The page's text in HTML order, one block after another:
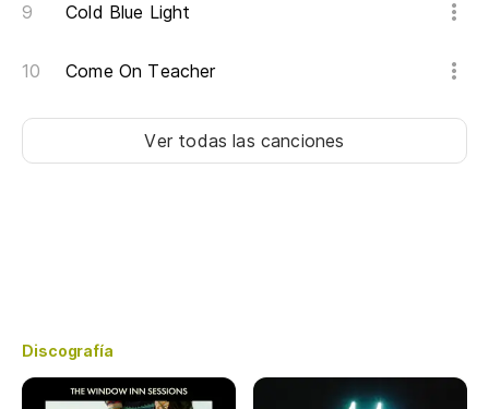
Cold Blue Light
Come On Teacher
Ver todas las canciones
Discografía